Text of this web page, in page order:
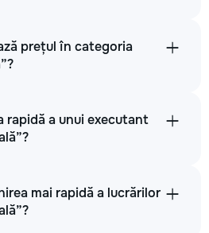
prețul în categoria
rapidă a unui executant
mai rapidă a lucrărilor